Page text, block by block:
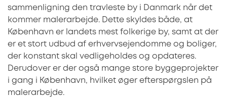
sammenligning den travleste by i Danmark når det
kommer malerarbejde. Dette skyldes både, at
København er landets mest folkerige by, samt at der
er et stort udbud af erhvervsejendomme og boliger,
der konstant skal vedligeholdes og opdateres.
Derudover er der også mange store byggeprojekter
i gang i København, hvilket øger efterspørgslen på
malerarbejde.